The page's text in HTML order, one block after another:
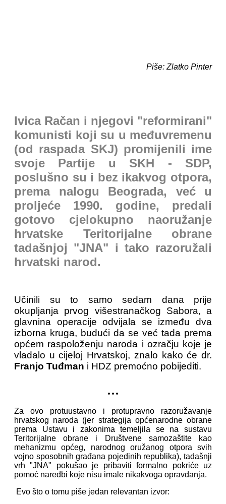
Piše: Zlatko Pinter
Ivica Račan i njegovi "reformirani"
komunisti koji su u međuvremenu
(od raspada SKJ) promijenili ime
svoje Partije u SKH - SDP,
poslušno su i bez ikakvog otpora,
prema nalogu Beograda, već u
proljeće 1990. godine, predali
gotovo cjelokupno naoružanje
hrvatske Teritorijalne obrane
tadašnjoj "JNA" i tako razoružali
hrvatski narod.
Učinili su to samo sedam dana prije
okupljanja prvog višestranačkog Sabora, a
glavnina operacije odvijala se između dva
izborna kruga, budući da se već tada prema
općem raspoloženju naroda i ozračju koje je
vladalo u cijeloj Hrvatskoj, znalo kako će dr.
Franjo Tuđman i HDZ premoćno pobijediti.
...
Za ovo protuustavno i protupravno razoružavanje
hrvatskog naroda (jer strategija općenarodne obrane
prema Ustavu i zakonima temeljila se na sustavu
Teritorijalne obrane i Društvene samozaštite kao
mehanizmu općeg, narodnog oružanog otpora svih
vojno sposobnih građana pojedinih republika), tadašnji
vrh "JNA" pokušao je pribaviti formalno pokriće uz
pomoć naredbi koje nisu imale nikakvoga opravdanja.
Evo što o tomu piše jedan relevantan izvor: